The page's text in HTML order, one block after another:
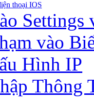
thoại IOS
Settings
vào
Hình IP
Thông